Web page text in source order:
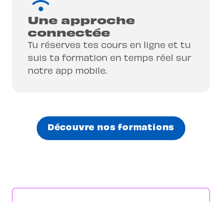
Une approche
connectée
Tu réserves tes cours en ligne et tu
suis ta formation en temps réel sur
notre app mobile.
Découvre nos formations